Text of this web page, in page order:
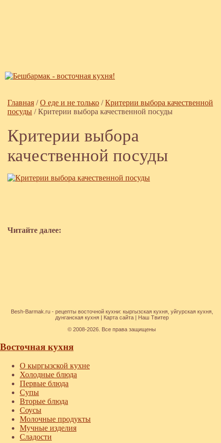
Главная /О еде и не только /Критерии выбора качественной
посуды /Критерии выбора качественной посуды
Критерии выбора
качественной посуды
Читайте далее:
Besh-Barmak.ru - рецепты восточной кухни: кыргызская кухня, уйгурская кухня,
дунганская кухня| Карта сайта| Наш Твитер
© 2008-2026. Все права защищены
Восточная кухня
О кыргызской кухне
Холодные блюда
Первые блюда
Супы
Вторые блюда
Соусы
Молочные продукты
Мучные изделия
Сладости